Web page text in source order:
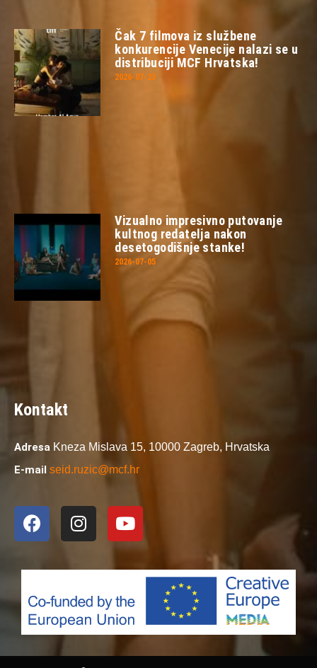
Čak 7 filmova iz službene
konkurencije Venecije nalazi se u
distribuciji MCF Hrvatska!
2026-07-23
Vizualno impresivno putovanje
kultnog redatelja nakon
desetogodišnje stanke!
2026-07-05
Kontakt
Adresa Kneza Mislava 15, 10000 Zagreb, Hrvatska
E-mail seid.ruzic@mcf.hr